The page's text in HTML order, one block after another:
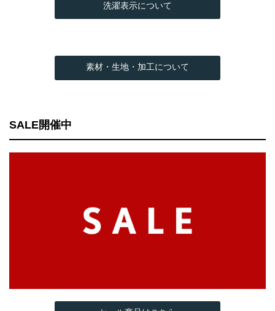
洗濯表示について
素材・生地・加工について
SALE開催中